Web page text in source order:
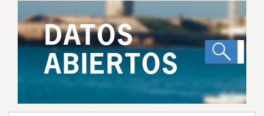
DATOS
ABIERTOS